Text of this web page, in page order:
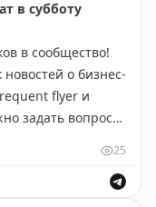
системы с
к аэропорту.
в 20-22
иск, требуя от
отмечает,
федеральная.
в субботу
в сообщество!
о бизнес-
flyer и
задать вопросы
бонусы
25